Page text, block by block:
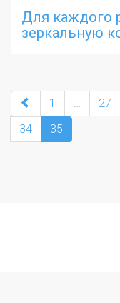
Для каждого
зеркальную
1 … 27
34
35